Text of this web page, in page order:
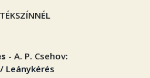
- A. P. Csehov:
Leánykérés